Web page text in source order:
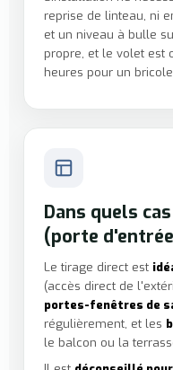
reprise de linteau, ni
et un niveau à bulle
propre, et le volet est
heures pour un
Dans quels
(porte
Le tirage direct est
(accès direct de
portes-fenêtres de
régulièrement, et les
le balcon ou la